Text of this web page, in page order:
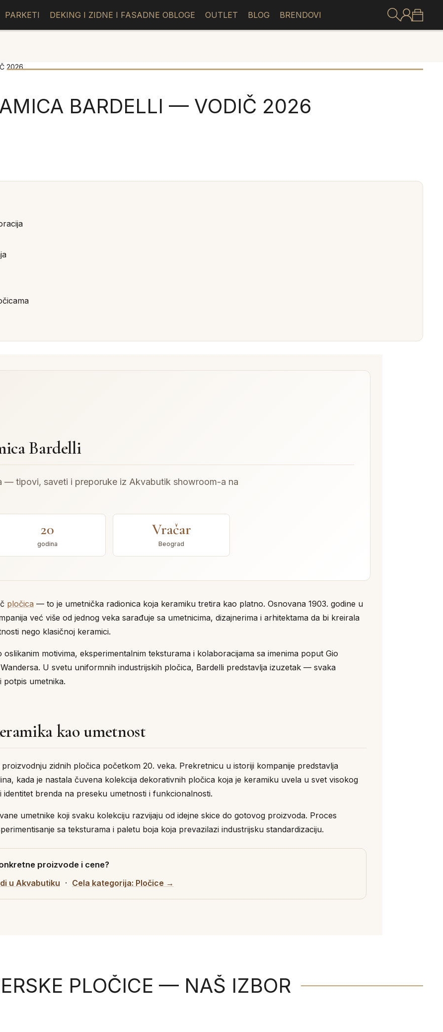
PARKETI DEKING I ZIDNE I FASADNE OBLOGE OUTLET BLOG BRENDOVI
2026
BARDELLI — VODIČ 2026
Bardelli
— tipovi, saveti i preporuke iz Akvabutik showroom-a na
20
godina
Vračar
Beograd
pločica — to je umetnička radionica koja keramiku tretira kao platno. Osnovana 1903. godine u
već više od jednog veka sarađuje sa umetnicima, dizajnerima i arhitektama da bi kreirala
nego klasičnoj keramici.
motivima, eksperimentalnim teksturama i kolaboracijama sa imenima poput Gio
U svetu uniformnih industrijskih pločica, Bardelli predstavlja izuzetak — svaka
umetnika.
kao umetnost
zidnih pločica početkom 20. veka. Prekretnicu u istoriji kompanije predstavlja
kada je nastala čuvena kolekcija dekorativnih pločica koja je keramiku uvela u svet visokog
identitet brenda na preseku umetnosti i funkcionalnosti.
umetnike koji svaku kolekciju razvijaju od idejne skice do gotovog proizvoda. Proces
sa teksturama i paletu boja koja prevazilazi industrijsku standardizaciju.
proizvode i cene?
u Akvabutiku · Cela kategorija: Pločice →
PLOČICE — NAŠ IZBOR